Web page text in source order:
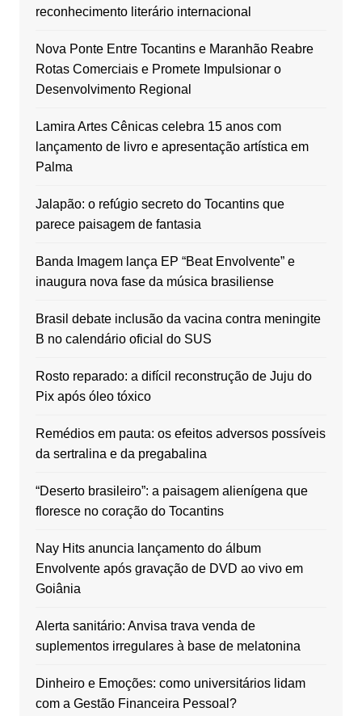
reconhecimento literário internacional
Nova Ponte Entre Tocantins e Maranhão Reabre
Rotas Comerciais e Promete Impulsionar o
Desenvolvimento Regional
Lamira Artes Cênicas celebra 15 anos com
lançamento de livro e apresentação artística em
Palma
Jalapão: o refúgio secreto do Tocantins que
parece paisagem de fantasia
Banda Imagem lança EP “Beat Envolvente” e
inaugura nova fase da música brasiliense
Brasil debate inclusão da vacina contra meningite
B no calendário oficial do SUS
Rosto reparado: a difícil reconstrução de Juju do
Pix após óleo tóxico
Remédios em pauta: os efeitos adversos possíveis
da sertralina e da pregabalina
“Deserto brasileiro”: a paisagem alienígena que
floresce no coração do Tocantins
Nay Hits anuncia lançamento do álbum
Envolvente após gravação de DVD ao vivo em
Goiânia
Alerta sanitário: Anvisa trava venda de
suplementos irregulares à base de melatonina
Dinheiro e Emoções: como universitários lidam
com a Gestão Financeira Pessoal?